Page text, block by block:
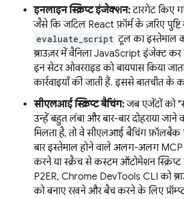
इनलाइन स्क्रिप्ट इंजेक्शन:टारगेट किए
जैसे कि जटिल React फ़ॉर्म के ज़रिए
evaluate_script टूल का इस्तेमाल
ब्राउज़र में वैनिला JavaScript इंजेक्ट
इन सेटर ओवरराइड को बायपास किया
कार्रवाइयाँ की जाती हैं. इससे बातचीत के
सीएलआई स्क्रिप्ट बैचिंग:जब एजेंटों को
उन्हें बहुत लंबा और बार-बार दोहराया जाने
मिलता है, तो वे सीएलआई बैचिंग फ़ॉलबैक
बार इस्तेमाल होने वाले अलग-अलग
करने या स्क्रैच से कस्टम ऑटोमेशन
P2ER, Chrome DevTools CLI को
को बनाए रखने और बैच करने के लिए